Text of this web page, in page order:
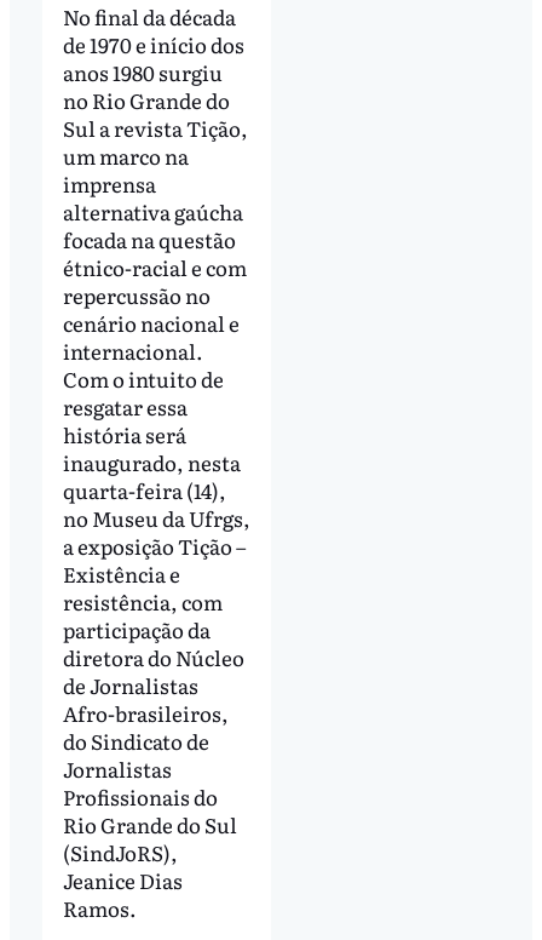
No final da década
de 1970 e início dos
anos 1980 surgiu
no Rio Grande do
Sul a revista Tição,
um marco na
imprensa
alternativa gaúcha
focada na questão
étnico-racial e com
repercussão no
cenário nacional e
internacional.
Com o intuito de
resgatar essa
história será
inaugurado, nesta
quarta-feira (14),
no Museu da Ufrgs,
a exposição Tição –
Existência e
resistência, com
participação da
diretora do Núcleo
de Jornalistas
Afro-brasileiros,
do Sindicato de
Jornalistas
Profissionais do
Rio Grande do Sul
(SindJoRS),
Jeanice Dias
Ramos.